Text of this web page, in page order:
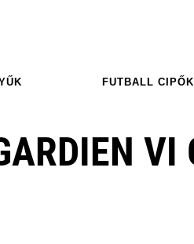
FUTBALL CIPŐK
VI